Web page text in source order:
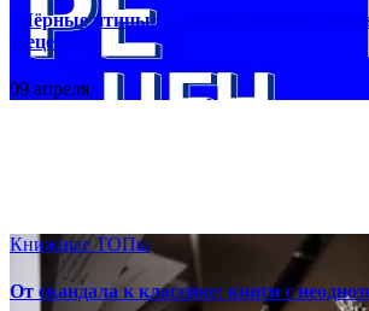
«Чёрные птицы» — новый роман
(рецензия)
09 апреля
Книжные ТОПы
От скандала к классике: книги с